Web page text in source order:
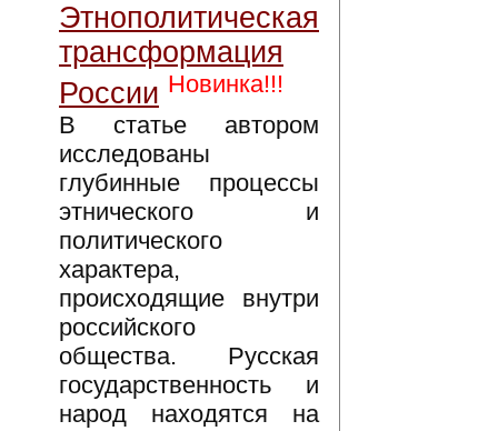
Этнополитическая
трансформация
России Новинка!!!
В статье автором
исследованы
глубинные процессы
этнического и
политического
характера,
происходящие внутри
российского
общества. Русская
государственность и
народ находятся на